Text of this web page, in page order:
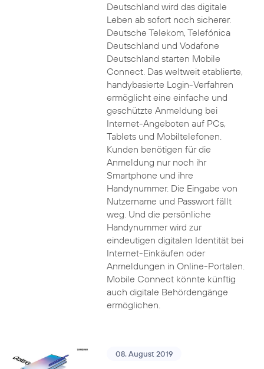
Deutschland wird das digitale
Leben ab sofort noch sicherer.
Deutsche Telekom, Telefónica
Deutschland und Vodafone
Deutschland starten Mobile
Connect. Das weltweit etablierte,
handybasierte Login-Verfahren
ermöglicht eine einfache und
geschützte Anmeldung bei
Internet-Angeboten auf PCs,
Tablets und Mobiltelefonen.
Kunden benötigen für die
Anmeldung nur noch ihr
Smartphone und ihre
Handynummer. Die Eingabe von
Nutzername und Passwort fällt
weg. Und die persönliche
Handynummer wird zur
eindeutigen digitalen Identität bei
Internet-Einkäufen oder
Anmeldungen in Online-Portalen.
Mobile Connect könnte künftig
auch digitale Behördengänge
ermöglichen.
08. August 2019